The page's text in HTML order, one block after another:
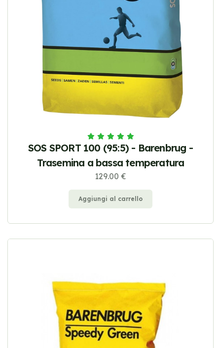
SOS SPORT 100 (95:5) - Barenbrug -
Trasemina a bassa temperatura
129.00 €
Aggiungi al carrello